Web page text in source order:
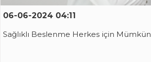
06-06-2024 04:11
Sağlıklı Beslenme Herkes için Mümkün